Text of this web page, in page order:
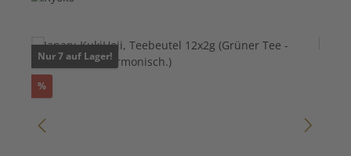
Bildergalerie überspringen
Nur 7 auf Lager!
%Rabatt